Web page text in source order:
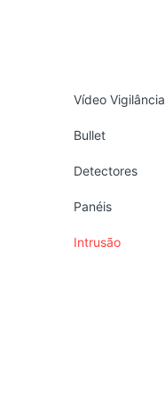
Vídeo Vigilância
Bullet
Detectores
Panéis
Intrusão